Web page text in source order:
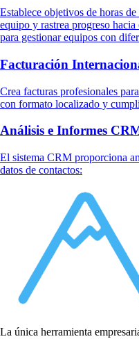
Establece objetivos de horas
equipo y rastrea progreso
para gestionar equipos con
Facturación
Crea facturas profesionales
con formato localizado y
Análisis e Informes
El sistema CRM proporciona
datos de contactos:
La única herramienta